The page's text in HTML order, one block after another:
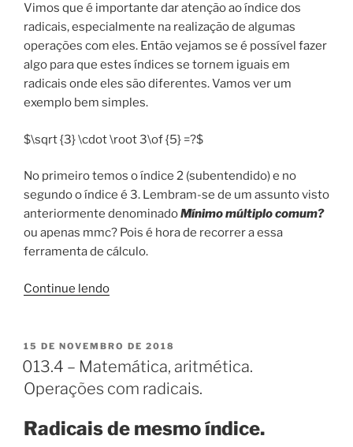
Vimos que é importante dar atenção ao índice dos
radicais, especialmente na realização de algumas
operações com eles. Então vejamos se é possível fazer
algo para que estes índices se tornem iguais em
radicais onde eles são diferentes. Vamos ver um
exemplo bem simples.
$\sqrt {3} \cdot \root 3\of {5} =?$
No primeiro temos o índice 2 (subentendido) e no
segundo o índice é 3. Lembram-se de um assunto visto
anteriormente denominadoMínimo múltiplo comum?
ou apenas mmc? Pois é hora de recorrer a essa
ferramenta de cálculo.
Continue lendo“013.5
Redução
de
radicais
mesmo
índice.”
PUBLICADO
EM
15 DE NOVEMBRO DE 2018
013.4 – Matemática, aritmética.
Operações com radicais.
Radicais de mesmo índice.